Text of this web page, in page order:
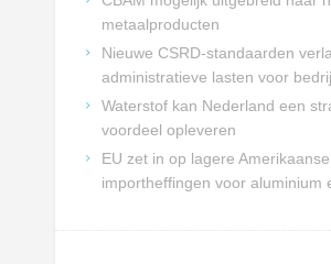
metaalproducten
Nieuwe CSRD-standaarden
administratieve lasten voor
Waterstof kan Nederland een
voordeel opleveren
EU zet in op lagere Amerikaanse
importheffingen voor aluminium